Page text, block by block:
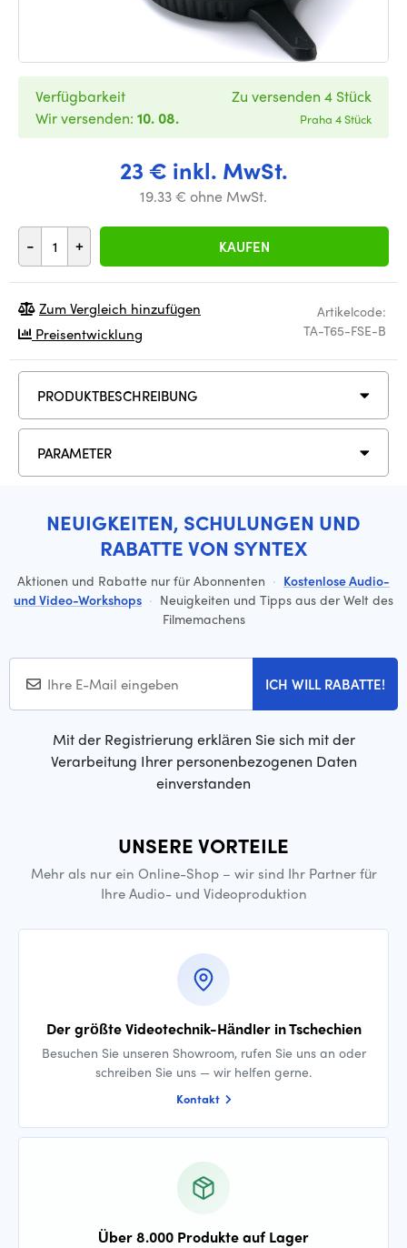
23 € inkl. MwSt.
19.33 € ohne MwSt.
- + KAUFEN
Verfügbarkeit
Wir versenden: 10. 08.
Zu versenden 4 Stück
Praha 4 Stück
Artikelcode:
TA-T65-FSE-B
Zum Vergleich hinzufügen
Preisentwicklung
PRODUKTBESCHREIBUNG
PARAMETER
NEUIGKEITEN, SCHULUNGEN UND
RABATTE VON SYNTEX
Aktionen und Rabatte nur für Abonnenten · Kostenlose Audio-
und Video-Workshops · Neuigkeiten und Tipps aus der Welt des
Filmemachens
ICH WILL RABATTE!
Mit der Registrierung erklären Sie sich mit der
Verarbeitung Ihrer personenbezogenen Daten
einverstanden
UNSERE VORTEILE
Mehr als nur ein Online-Shop – wir sind Ihr Partner für
Ihre Audio- und Videoproduktion
Der größte Videotechnik-Händler in Tschechien
Besuchen Sie unseren Showroom, rufen Sie uns an oder
schreiben Sie uns — wir helfen gerne.
Kontakt
Über 8.000 Produkte auf Lager